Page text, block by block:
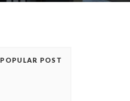
POPULAR POST